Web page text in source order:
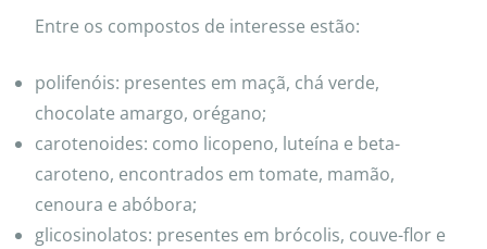
Entre os compostos de interesse estão:
polifenóis: presentes em maçã, chá verde,
chocolate amargo, orégano;
carotenoides: como licopeno, luteína e beta-
caroteno, encontrados em tomate, mamão,
cenoura e abóbora;
glicosinolatos: presentes em brócolis, couve-flor e